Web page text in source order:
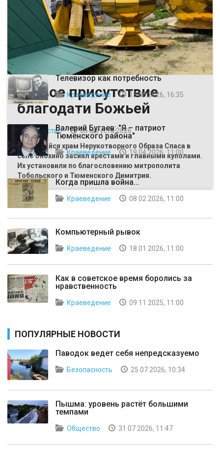
Живое присутствие
благодати Божьей
Общество
06 августа 2026
Строящийся храм Нерукотворного Образа Спаса в
селе Онохино засиял крестами и главными куполами.
Их установили по благословению митрополита
Тобольского и Тюменского Димитрия.
ВЫБОР РЕДАКЦИИ
Телевизор как потребность
Краеведение 13 06 2026, 16:35
Валерий Бугаев: "Я – патриот
Тюменского района"
Краеведение 19 04 2026, 11:00
Когда пришла война...
Краеведение 08 02 2026, 11:00
Компьютерный рывок
Краеведение 18 01 2026, 11:00
Как в советское время боролись за
нравственность
Краеведение 09 11 2025, 11:00
ПОПУЛЯРНЫЕ НОВОСТИ
Паводок ведет себя непредсказуемо
Безопасность 25 07 2026, 10:34
Пышма: уровень растёт большими
темпами
Общество 31 07 2026, 11:47